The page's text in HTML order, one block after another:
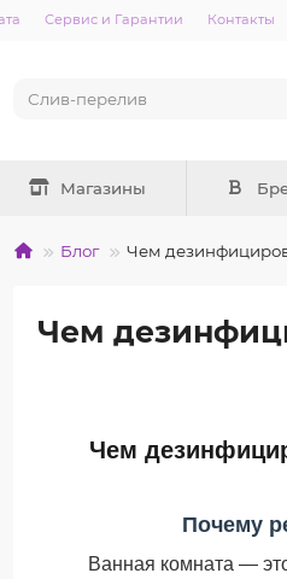
Сервис и Гарантии Контакты
Магазины
Блог Чем
Чем
Чем
Почему
Ванная комната —